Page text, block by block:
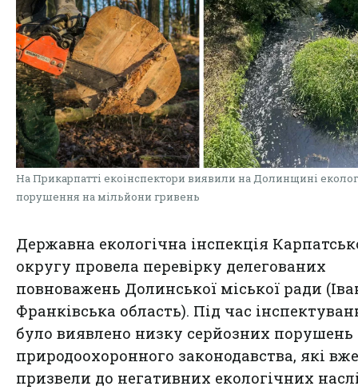
На Прикарпатті екоінспектори виявили на Долинщині
порушення на мільйони гривень
Державна екологічна інспекція
округу провела перевірку делегованих
повноважень Долинської міської ради
Франківська область). Під час
було виявлено низку серйозних порушень
природоохоронного законодавства, які вже
призвели до негативних екологічних